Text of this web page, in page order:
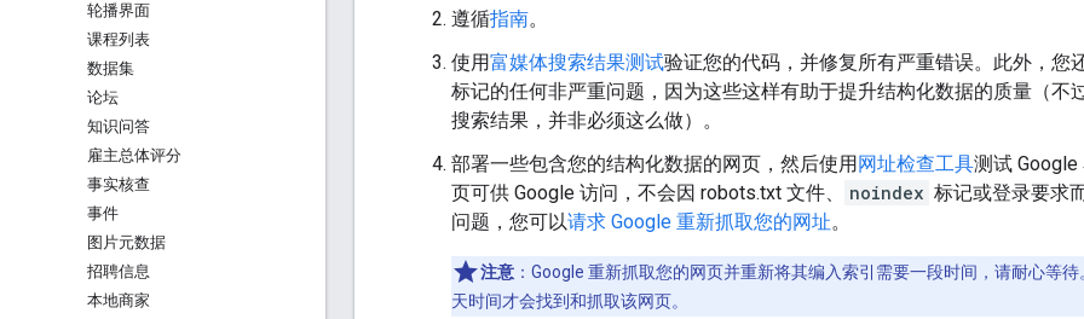
轮播界面
课程列表
数据集
论坛
知识问答
雇主总体评分
事实核查
事件
图片元数据
招聘信息
本地商家
遵循指南。
使用富媒体搜索结果测试验证您的代码，并修复所有严重错误。此外，您
标记的任何非严重问题，因为这些这样有助于提升结构化数据的质量（不
搜索结果，并非必须这么做）。
部署一些包含您的结构化数据的网页，然后使用网址检查工具测试
页可供 Google 访问，不会因 robots.txt 文件、
noindex 标记或登录要求
问题，您可以请求 Google 重新抓取您的网址。
注意 ：Google 重新抓取您的网页并重新将其编入索引需要一段时间，请耐心等
天时间才会找到和抓取该网页。